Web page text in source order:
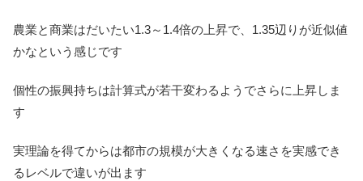
農業と商業はだいたい1.3～1.4倍の上昇で、1.35辺りが近似値
かなという感じです
個性の振興持ちは計算式が若干変わるようでさらに上昇しま
す
実理論を得てからは都市の規模が大きくなる速さを実感でき
るレベルで違いが出ます